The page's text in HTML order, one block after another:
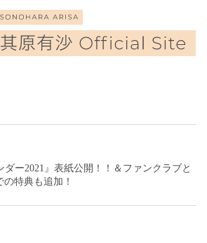
ダー2021』表紙公開！！＆ファンクラブと
特典も追加！